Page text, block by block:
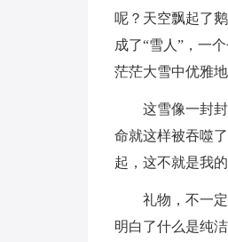
呢？天空飘起了
成了“雪人”，一
茫茫大雪中优雅地
这雪像一封
命就这样被吞噬
起，这不就是我
礼物，不一
明白了什么是纯